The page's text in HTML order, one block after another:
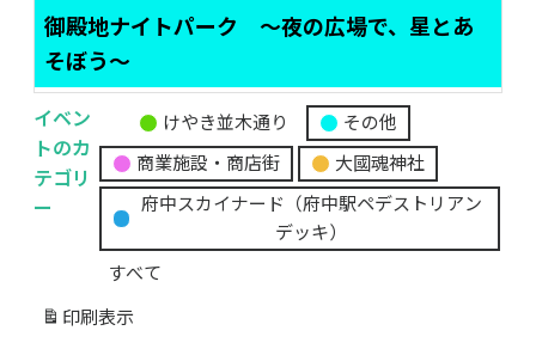
御殿地ナイトパーク ～夜の広場で、星とあ
そぼう～
イベン
トのカ
テゴリ
ー
題
の
カ
テ
ゴ
リ
けやき並木通り
その他
商業施設・商店街
大國魂神社
府中スカイナード（府中駅ペデストリアン
デッキ）
すべて
印刷 表示